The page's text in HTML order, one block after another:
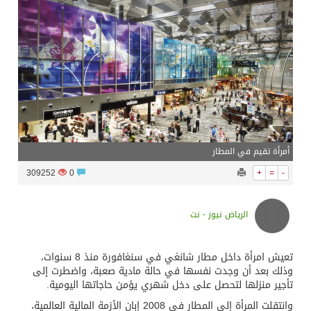
سراة عبيدة ضمن المراكز الأفضل إعلاميا في أجاويد عسير والثاني في مسار الثقافة والتراث
وزارة الحج والعمرة تعلن بدء وصول ضيوف الرحمن إلى المملكة لأداء فريضة الحج
المملكة تؤكد أهمية استمرارية العمليات التشغيلية البحرية وضمان حماية إمدادات الطاقة وسلاسل الإمداد
المحكمة العليا غدٍ الخميس هو المكمل لشهر رمضان
أمرأة تقيم في المطار
+ = -
309252
الرياض نيوز - نت
تعيش امرأة داخل مطار شانغي في سنغافورة منذ 8 سنوات،
وذلك بعد أن وجدت نفسها في حالة مادية صعبة، واضطرت إلى
تأجير منزلها لتحصل على دخل شهري يؤمن حاجاتها اليومية.
وانتقلت المرأة إلى المطار في 2008 إبان الأزمة المالية العالمية،